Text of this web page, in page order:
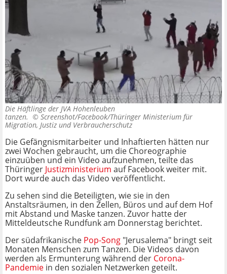
Die Häftlinge der JVA Hohenleuben
tanzen. © Screenshot/Facebook/Thüringer Ministerium für
Migration, Justiz und Verbraucherschutz
Die Gefängnismitarbeiter und Inhaftierten hätten nur
zwei Wochen gebraucht, um die Choreographie
einzuüben und ein Video aufzunehmen, teilte das
Thüringer Justizministerium auf Facebook weiter mit.
Dort wurde auch das Video veröffentlicht.
Zu sehen sind die Beteiligten, wie sie in den
Anstaltsräumen, in den Zellen, Büros und auf dem Hof
mit Abstand und Maske tanzen. Zuvor hatte der
Mitteldeutsche Rundfunk am Donnerstag berichtet.
Der südafrikanische Pop-Song "Jerusalema" bringt seit
Monaten Menschen zum Tanzen. Die Videos davon
werden als Ermunterung während der Corona-
Pandemie in den sozialen Netzwerken geteilt.